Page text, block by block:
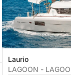
Laurio
LAGOON -